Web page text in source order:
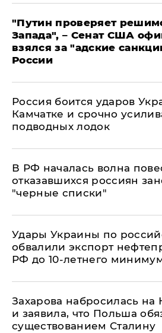
"Путин проверяет
Запада", – Сенат США
взялся за "адские
России
Россия боится ударов
Камчатке и срочно
подводных лодок
​В РФ началась волна
отказавшихся россиян
"черные списки"
Удары Украины по
обвалили экспорт
РФ до 10-летнего
​Захарова набросилась на
и заявила, что Польша
существованием Сталину